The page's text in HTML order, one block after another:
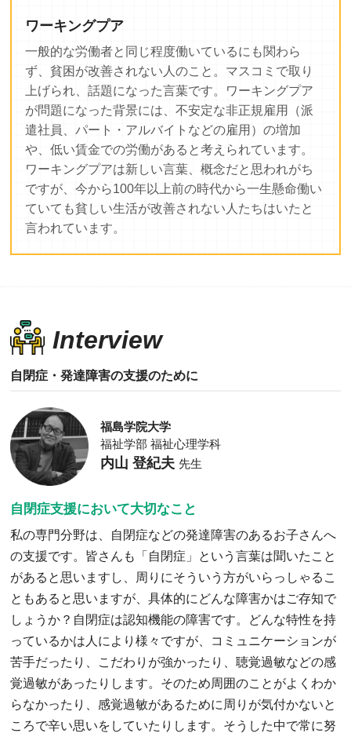
ワーキングプア
一般的な労働者と同じ程度働いているにも関わら
ず、貧困が改善されない人のこと。マスコミで取り
上げられ、話題になった言葉です。ワーキングプア
が問題になった背景には、不安定な非正規雇用（派
遣社員、パート・アルバイトなどの雇用）の増加
や、低い賃金での労働があると考えられています。
ワーキングプアは新しい言葉、概念だと思われがち
ですが、今から100年以上前の時代から一生懸命働い
ていても貧しい生活が改善されない人たちはいたと
言われています。
Interview
自閉症・発達障害の支援のために
福島学院大学
福祉学部 福祉心理学科
内山 登紀夫 先生
自閉症支援において大切なこと
私の専門分野は、自閉症などの発達障害のあるお子さんへ
の支援です。皆さんも「自閉症」という言葉は聞いたこと
があると思いますし、周りにそういう方がいらっしゃるこ
ともあると思いますが、具体的にどんな障害かはご存知で
しょうか？自閉症は認知機能の障害です。どんな特性を持
っているかは人により様々ですが、コミュニケーションが
苦手だったり、こだわりが強かったり、聴覚過敏などの感
覚過敏があったりします。そのため周囲のことがよくわか
らなかったり、感覚過敏があるために周りが気付かないと
ころで辛い思いをしていたりします。そうした中で常に努